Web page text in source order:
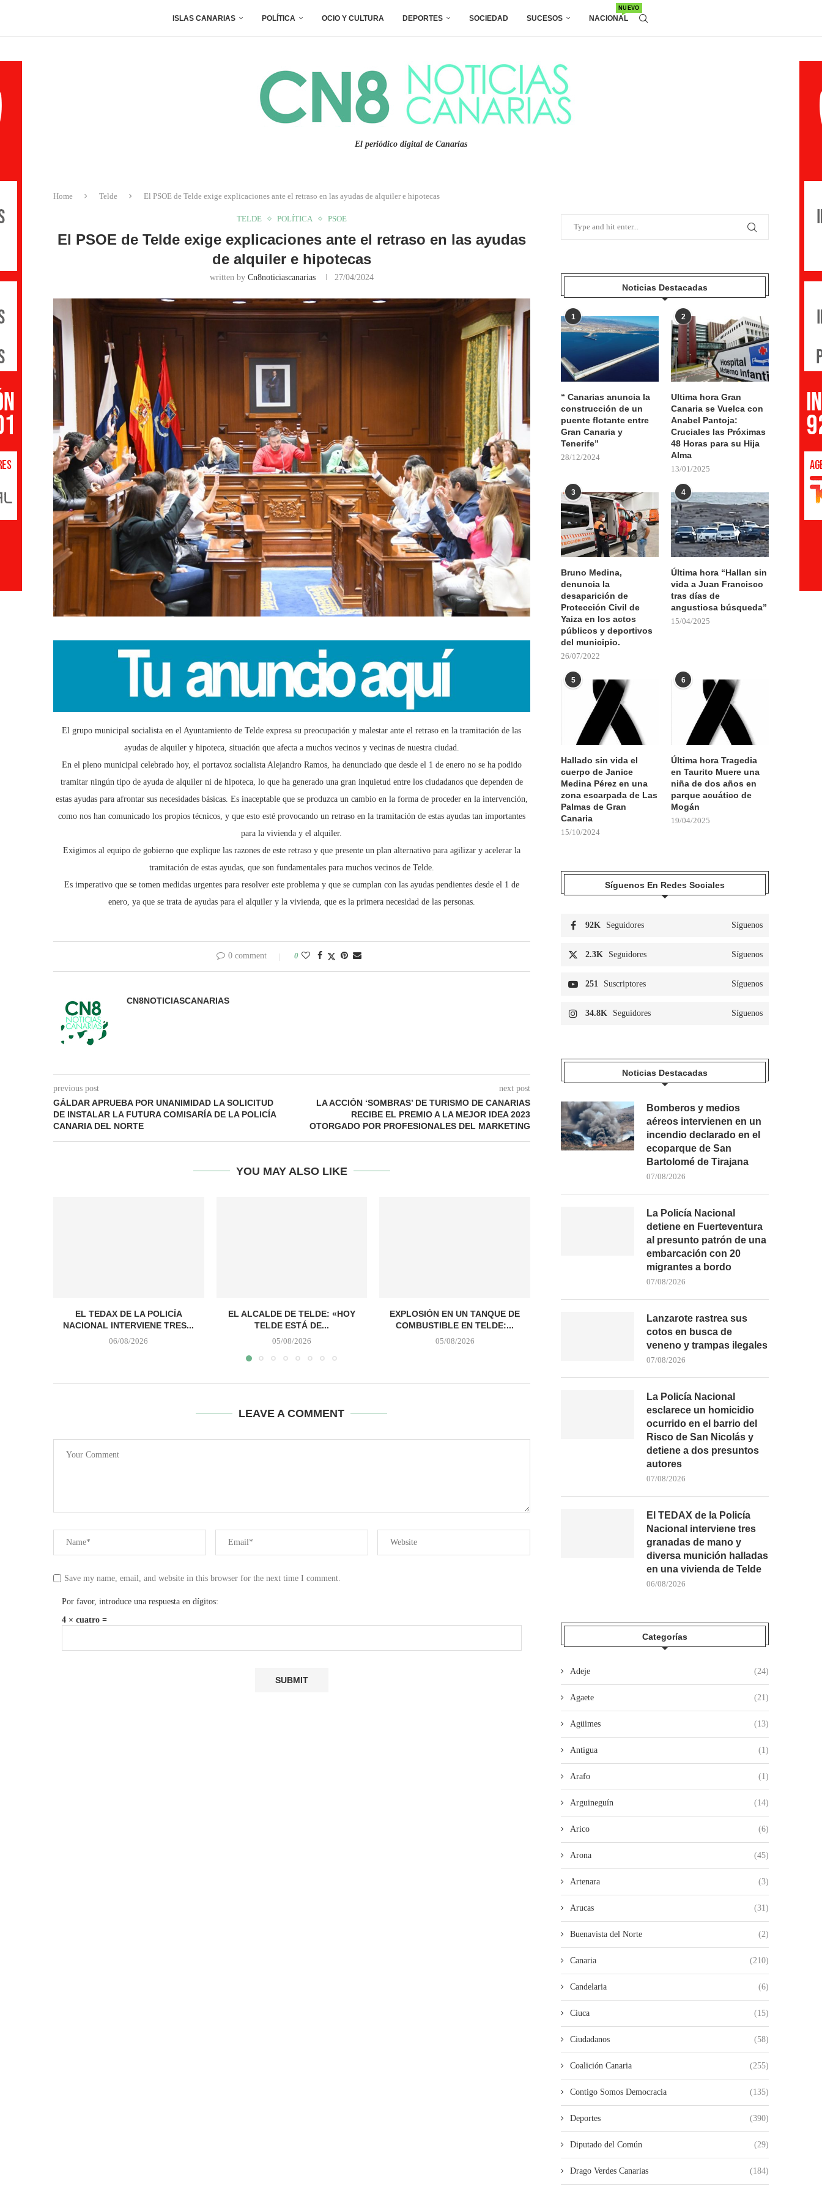
ISLAS CANARIAS POLÍTICA OCIO Y CULTURA DEPORTES SOCIEDAD SUCESOS NACIONAL
NUEVO
El periódico digital de Canarias
Home Telde El PSOE de Telde exige explicaciones ante el retraso en las ayudas de alquiler e hipotecas
TELDE POLÍTICA PSOE
El PSOE de Telde exige explicaciones ante el retraso en las ayudas
de alquiler e hipotecas
written by Cn8noticiascanarias 27/04/2024
El grupo municipal socialista en el Ayuntamiento de Telde expresa su preocupación y malestar ante el retraso en la tramitación de las
ayudas de alquiler y hipoteca, situación que afecta a muchos vecinos y vecinas de nuestra ciudad.
En el pleno municipal celebrado hoy, el portavoz socialista Alejandro Ramos, ha denunciado que desde el 1 de enero no se ha podido
tramitar ningún tipo de ayuda de alquiler ni de hipoteca, lo que ha generado una gran inquietud entre los ciudadanos que dependen de
estas ayudas para afrontar sus necesidades básicas. Es inaceptable que se produzca un cambio en la forma de proceder en la intervención,
como nos han comunicado los propios técnicos, y que esto esté provocando un retraso en la tramitación de estas ayudas tan importantes
para la vivienda y el alquiler.
Exigimos al equipo de gobierno que explique las razones de este retraso y que presente un plan alternativo para agilizar y acelerar la
tramitación de estas ayudas, que son fundamentales para muchos vecinos de Telde.
Es imperativo que se tomen medidas urgentes para resolver este problema y que se cumplan con las ayudas pendientes desde el 1 de
enero, ya que se trata de ayudas para el alquiler y la vivienda, que es la primera necesidad de las personas.
0 comment 0
CN8NOTICIASCANARIAS
previous post
GÁLDAR APRUEBA POR UNANIMIDAD LA SOLICITUD
DE INSTALAR LA FUTURA COMISARÍA DE LA POLICÍA
CANARIA DEL NORTE
next post
LA ACCIÓN ‘SOMBRAS’ DE TURISMO DE CANARIAS
RECIBE EL PREMIO A LA MEJOR IDEA 2023
OTORGADO POR PROFESIONALES DEL MARKETING
YOU MAY ALSO LIKE
EL TEDAX DE LA POLICÍA
NACIONAL INTERVIENE TRES...
06/08/2026
EL ALCALDE DE TELDE: «HOY
TELDE ESTÁ DE...
05/08/2026
EXPLOSIÓN EN UN TANQUE DE
COMBUSTIBLE EN TELDE:...
05/08/2026
NC DENUNCIA QUE EL GOBIERNO
NC-BC ACUSA A CC DE
LEAVE A COMMENT
Save my name, email, and website in this browser for the next time I comment.
Por favor, introduce una respuesta en dígitos:
4 × cuatro =
Noticias Destacadas
1
“ Canarias anuncia la
construcción de un
puente flotante entre
Gran Canaria y
Tenerife”
28/12/2024
2
Ultima hora Gran
Canaria se Vuelca con
Anabel Pantoja:
Cruciales las Próximas
48 Horas para su Hija
Alma
13/01/2025
3
Bruno Medina,
denuncia la
desaparición de
Protección Civil de
Yaiza en los actos
públicos y deportivos
del municipio.
26/07/2022
4
Última hora “Hallan sin
vida a Juan Francisco
tras días de
angustiosa búsqueda”
15/04/2025
5
Hallado sin vida el
cuerpo de Janice
Medina Pérez en una
zona escarpada de Las
Palmas de Gran
Canaria
15/10/2024
6
Última hora Tragedia
en Taurito Muere una
niña de dos años en
parque acuático de
Mogán
19/04/2025
Síguenos En Redes Sociales
92K Seguidores Síguenos
2.3K Seguidores Síguenos
251 Suscriptores Síguenos
34.8K Seguidores Síguenos
Noticias Destacadas
Bomberos y medios
aéreos intervienen en un
incendio declarado en el
ecoparque de San
Bartolomé de Tirajana
07/08/2026
La Policía Nacional
detiene en Fuerteventura
al presunto patrón de una
embarcación con 20
migrantes a bordo
07/08/2026
Lanzarote rastrea sus
cotos en busca de
veneno y trampas ilegales
07/08/2026
La Policía Nacional
esclarece un homicidio
ocurrido en el barrio del
Risco de San Nicolás y
detiene a dos presuntos
autores
07/08/2026
El TEDAX de la Policía
Nacional interviene tres
granadas de mano y
diversa munición halladas
en una vivienda de Telde
06/08/2026
Categorías
Adeje (24)
Agaete (21)
Agüimes (13)
Antigua (1)
Arafo (1)
Arguineguín (14)
Arico (6)
Arona (45)
Artenara (3)
Arucas (31)
Buenavista del Norte (2)
Canaria (210)
Candelaria (6)
Ciuca (15)
Ciudadanos (58)
Coalición Canaria (255)
Contigo Somos Democracia (135)
Deportes (390)
Diputado del Común (29)
Drago Verdes Canarias (184)